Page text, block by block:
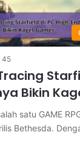
45
Bikin
satu GAME
Bethesda.